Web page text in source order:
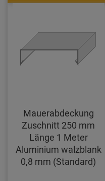
Mauerabdeckung
Zuschnitt 250 mm
Länge 1 Meter
Aluminium walzblank
0,8 mm (Standard)